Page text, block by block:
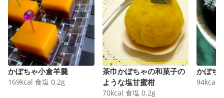
かぼちゃ小倉羊羹
169kcal 食塩 0.2g
茶巾かぼちゃの和菓子の
ような塩甘蜜柑
70kcal 食塩 0.2g
かぼち
94kcal